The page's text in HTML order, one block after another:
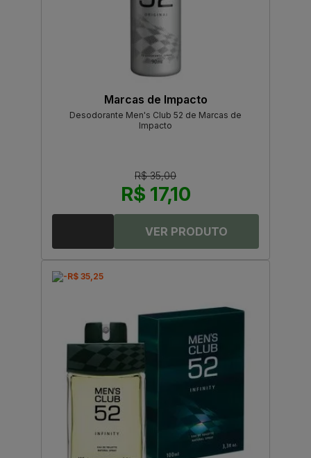
Marcas de Impacto
Desodorante Men's Club 52 de Marcas de
Impacto
R$ 35,00
R$ 17,10
-R$ 35,25